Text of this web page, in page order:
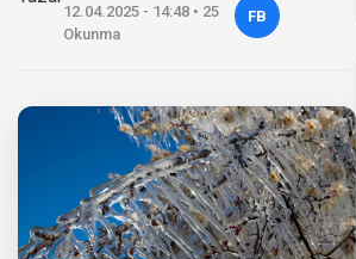
12.04.2025 - 14:48 • 25
Okunma
FB